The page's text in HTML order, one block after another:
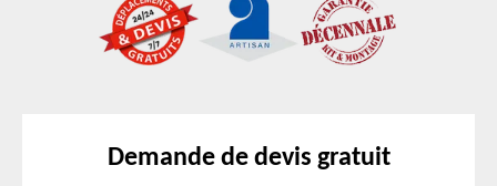
Demande de devis gratuit